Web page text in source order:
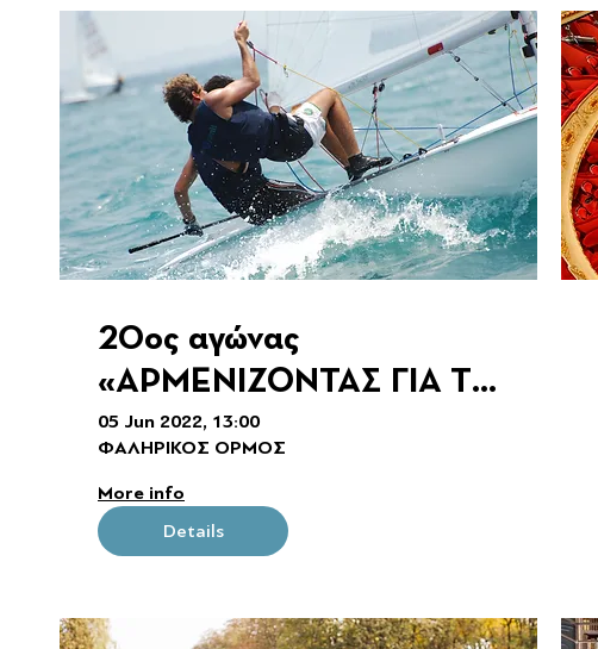
20ος αγώνας
«ΑΡΜΕΝΙΖΟΝΤΑΣ ΓΙΑ ΤΟ
ΠΑΙΔΙ 2022»
05 Jun 2022, 13:00
ΦΑΛΗΡΙΚΟΣ ΟΡΜΟΣ
More info
Details